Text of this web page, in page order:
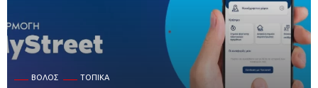
ΒΌΛΟΣ ΤΟΠΙΚΆ